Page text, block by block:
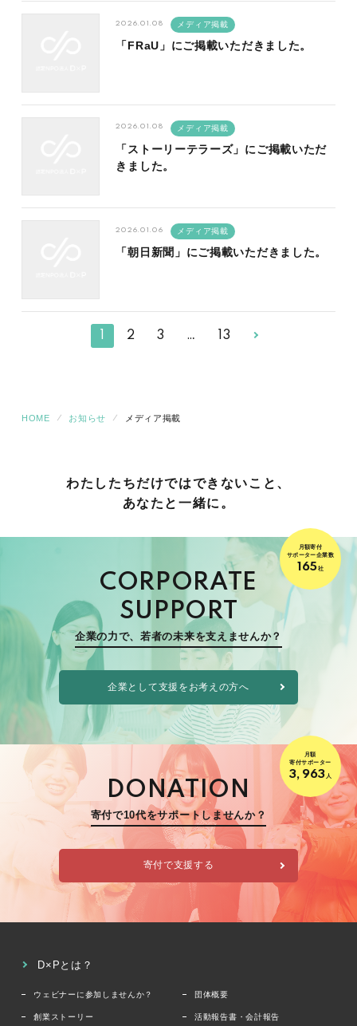
「FRaU」にご掲載いただきました。
2026.01.08 メディア掲載
「ストーリーテラーズ」にご掲載いただ
きました。
2026.01.08 メディア掲載
「朝日新聞」にご掲載いただきました。
2026.01.06 メディア掲載
2 3 … 13
HOME お知らせ メディア掲載
わたしたちだけではできないこと、
あなたと一緒に。
CORPORATE
SUPPORT
企業の力で、若者の未来を支えませんか？
企業として支援をお考えの方へ
月額寄付
サポーター企業数
165社
DONATION
寄付で10代をサポートしませんか？
寄付で支援する
月額
寄付サポーター
3,963 人
D×Pとは？
ウェビナーに参加しませんか？ 団体概要
創業ストーリー 活動報告書・会計報告